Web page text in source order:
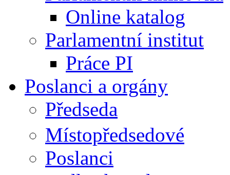
Online katalog
Parlamentní institut
Práce PI
Poslanci a orgány
Předseda
Místopředsedové
Poslanci